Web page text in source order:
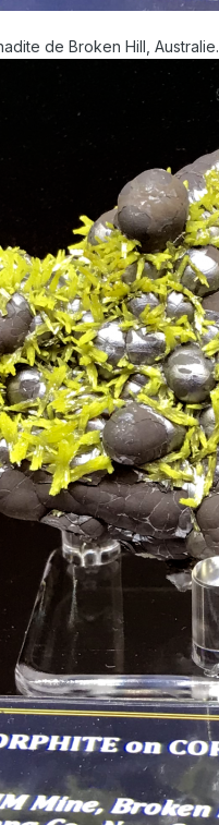
de Broken Hill, Australie.